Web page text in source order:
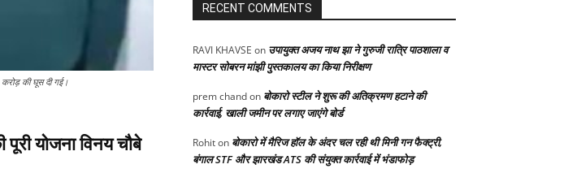
करोड़ की घूस दी गई।
योजना विनय चौबे
RECENT COMMENTS
RAVI KHAVSE on उपायुक्त अजय नाथ झा ने गुरुजी रात्रि पाठशाला व
मास्टर सोबरन मांझी पुस्तकालय का किया निरीक्षण
prem chandon बोकारो स्टील ने शुरू की अतिक्रमण हटाने की
कार्रवाई, खाली जमीन पर लगाए जाएंगे बोर्ड
Rohiton बोकारो में मैरिज हॉल के अंदर चल रही थी मिनी गन फैक्ट्री,
बंगाल STF और झारखंड ATS की संयुक्त कार्रवाई में भंडाफोड़